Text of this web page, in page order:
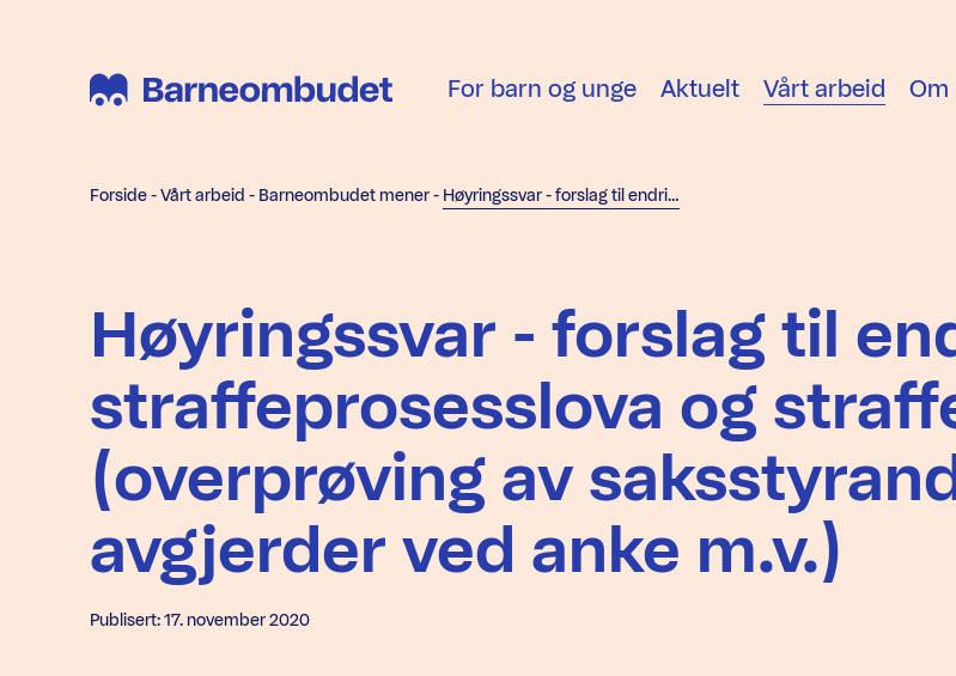
For barn og unge Aktuelt Vårt arbeid Om
Forside-Vårt arbeid - Barneombudet mener- Høyringssvar - forslag til endringar i straffeprosesslova og straffelova (overprøving av saksstyrande avgjerder ved anke m.v.)
Høyringssvar - forslag til
straffeprosesslova og
(overprøving av
avgjerder ved anke m.v.)
Publisert: 17. november 2020